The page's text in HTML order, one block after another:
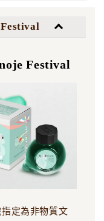
Festival
定為非物質文